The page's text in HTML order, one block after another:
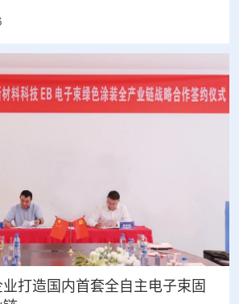
打造国内首套全自主电子束固